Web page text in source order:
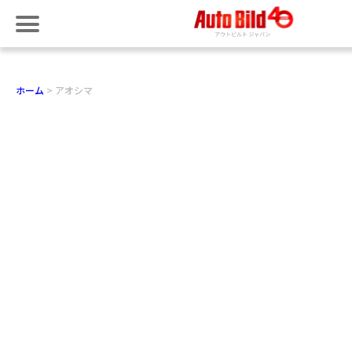
ホーム アオシマ